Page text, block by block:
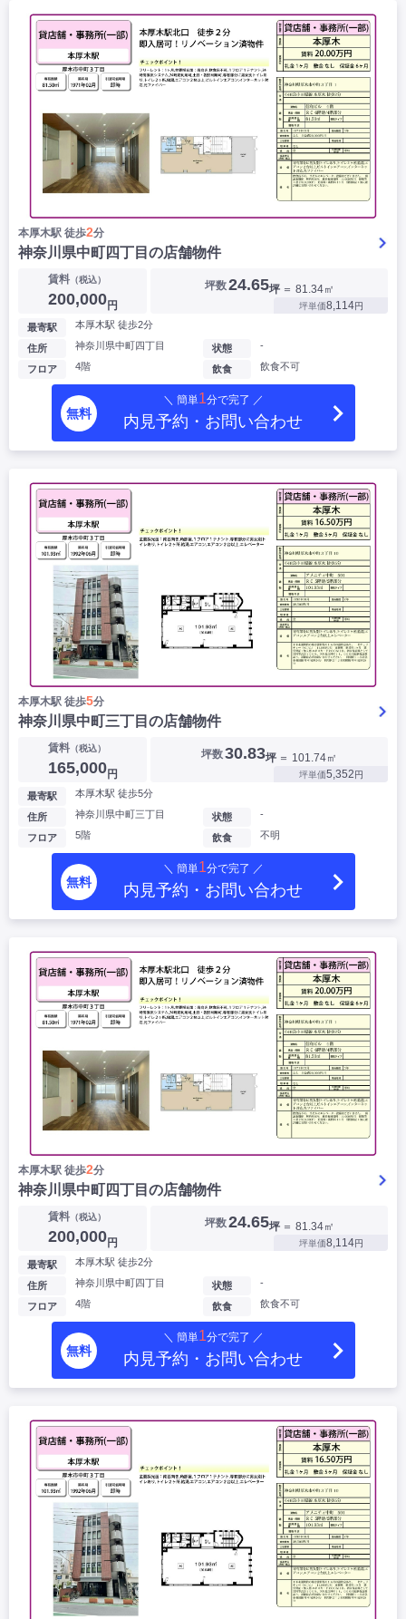
本厚木駅 徒歩2分
神奈川県中町四丁目の店舗物件
賃料（税込）
200,000円
坪数24.65坪 ＝ 81.34㎡
坪単価8,114円
最寄駅 本厚木駅 徒歩2分
住所 神奈川県中町四丁目
フロア 4階
状態 -
飲食 飲食不可
無料
＼ 簡単1分で完了 ／
内見予約・お問い合わせ
本厚木駅 徒歩5分
神奈川県中町三丁目の店舗物件
賃料（税込）
165,000円
坪数30.83坪 ＝ 101.74㎡
坪単価5,352円
最寄駅 本厚木駅 徒歩5分
住所 神奈川県中町三丁目
フロア 5階
状態 -
飲食 不明
無料
＼ 簡単1分で完了 ／
内見予約・お問い合わせ
本厚木駅 徒歩2分
神奈川県中町四丁目の店舗物件
賃料（税込）
200,000円
坪数24.65坪 ＝ 81.34㎡
坪単価8,114円
最寄駅 本厚木駅 徒歩2分
住所 神奈川県中町四丁目
フロア 4階
状態 -
飲食 飲食不可
無料
＼ 簡単1分で完了 ／
内見予約・お問い合わせ